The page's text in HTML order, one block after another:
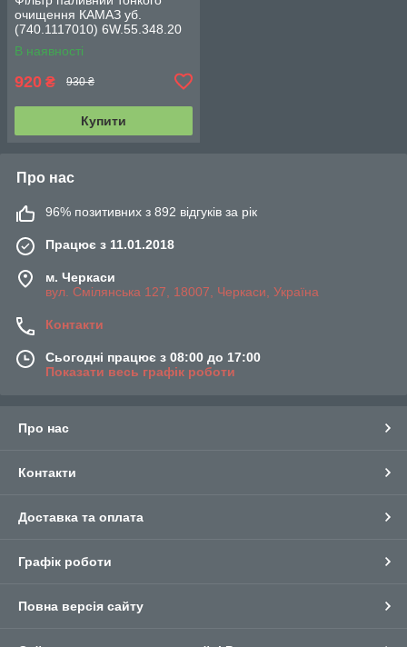
очищення КАМАЗ уб.
(740.1117010) 6W.55.348.20
В наявності
920 ₴ 930 ₴
Купити
Про нас
96% позитивних з 892 відгуків за рік
Працює з 11.01.2018
м. Черкаси
вул. Смілянська 127, 18007, Черкаси, Україна
Контакти
Сьогодні працює з 08:00 до 17:00
Показати весь графік роботи
Про нас
Контакти
Доставка та оплата
Графік роботи
Повна версія сайту